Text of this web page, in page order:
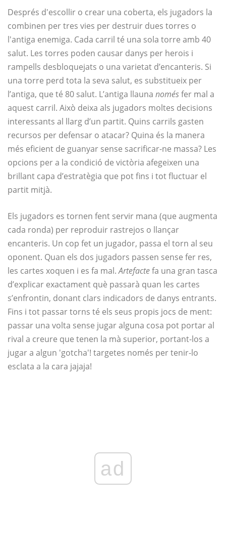
Després d'escollir o crear una coberta, els jugadors la
combinen per tres vies per destruir dues torres o
l'antiga enemiga. Cada carril té una sola torre amb 40
salut. Les torres poden causar danys per herois i
rampells desbloquejats o una varietat d’encanteris. Si
una torre perd tota la seva salut, es substitueix per
l’antiga, que té 80 salut. L’antiga llauna nomésfer mal a
aquest carril. Això deixa als jugadors moltes decisions
interessants al llarg d’un partit. Quins carrils gasten
recursos per defensar o atacar? Quina és la manera
més eficient de guanyar sense sacrificar-ne massa? Les
opcions per a la condició de victòria afegeixen una
brillant capa d’estratègia que pot fins i tot fluctuar el
partit mitjà.
Els jugadors es tornen fent servir mana (que augmenta
cada ronda) per reproduir rastrejos o llançar
encanteris. Un cop fet un jugador, passa el torn al seu
oponent. Quan els dos jugadors passen sense fer res,
les cartes xoquen i es fa mal.Artefactefa una gran tasca
d’explicar exactament què passarà quan les cartes
s’enfrontin, donant clars indicadors de danys entrants.
Fins i tot passar torns té els seus propis jocs de ment:
passar una volta sense jugar alguna cosa pot portar al
rival a creure que tenen la mà superior, portant-los a
jugar a algun 'gotcha'! targetes només per tenir-lo
esclata a la cara jajaja!
ad